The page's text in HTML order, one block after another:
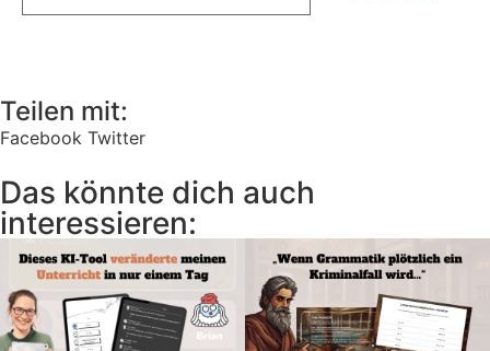
Teilen mit:
Facebook Twitter
Das könnte dich auch
interessieren: